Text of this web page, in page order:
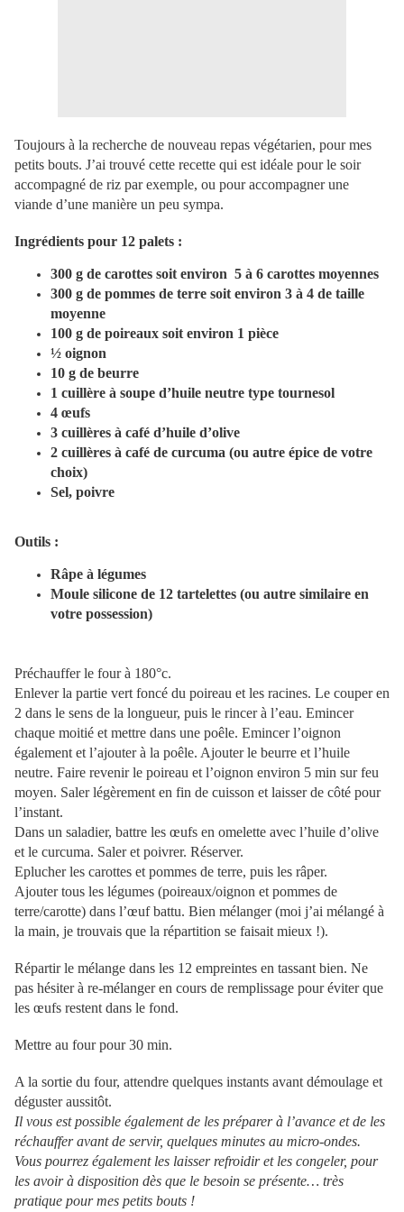
Toujours à la recherche de nouveau repas végétarien, pour mes
petits bouts. J’ai trouvé cette recette qui est idéale pour le soir
accompagné de riz par exemple, ou pour accompagner une
viande d’une manière un peu sympa.
Ingrédients pour 12 palets :
300 g de carottes soit environ 5 à 6 carottes moyennes
300 g de pommes de terre soit environ 3 à 4 de taille
moyenne
100 g de poireaux soit environ 1 pièce
½ oignon
10 g de beurre
1 cuillère à soupe d’huile neutre type tournesol
4 œufs
3 cuillères à café d’huile d’olive
2 cuillères à café de curcuma (ou autre épice de votre
choix)
Sel, poivre
Outils :
Râpe à légumes
Moule silicone de 12 tartelettes (ou autre similaire en
votre possession)
Préchauffer le four à 180°c.
Enlever la partie vert foncé du poireau et les racines. Le couper en
2 dans le sens de la longueur, puis le rincer à l’eau. Emincer
chaque moitié et mettre dans une poêle. Emincer l’oignon
également et l’ajouter à la poêle. Ajouter le beurre et l’huile
neutre. Faire revenir le poireau et l’oignon environ 5 min sur feu
moyen. Saler légèrement en fin de cuisson et laisser de côté pour
l’instant.
Dans un saladier, battre les œufs en omelette avec l’huile d’olive
et le curcuma. Saler et poivrer. Réserver.
Eplucher les carottes et pommes de terre, puis les râper.
Ajouter tous les légumes (poireaux/oignon et pommes de
terre/carotte) dans l’œuf battu. Bien mélanger (moi j’ai mélangé à
la main, je trouvais que la répartition se faisait mieux !).
Répartir le mélange dans les 12 empreintes en tassant bien. Ne
pas hésiter à re-mélanger en cours de remplissage pour éviter que
les œufs restent dans le fond.
Mettre au four pour 30 min.
A la sortie du four, attendre quelques instants avant démoulage et
déguster aussitôt.
Il vous est possible également de les préparer à l’avance et de les
réchauffer avant de servir, quelques minutes au micro-ondes.
Vous pourrez également les laisser refroidir et les congeler, pour
les avoir à disposition dès que le besoin se présente… très
pratique pour mes petits bouts !